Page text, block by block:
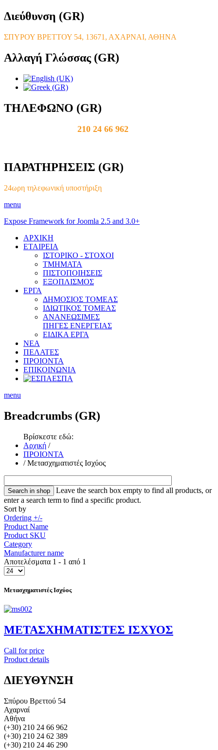
Διεύθυνση (GR)
ΣΠΥΡΟΥ ΒΡΕΤΤΟΥ 54, 13671, ΑΧΑΡΝΑΙ, ΑΘΗΝΑ
Αλλαγή Γλώσσας (GR)
ΤΗΛΕΦΩΝΟ (GR)
210 24 66 962
ΠΑΡΑΤΗΡΗΣΕΙΣ (GR)
24ωρη τηλεφωνική υποστήριξη
menu
Expose Framework for Joomla 2.5 and 3.0+
ΑΡΧΙΚΗ
ΕΤΑΙΡΕΙΑ
ΙΣΤΟΡΙΚΟ - ΣΤΟΧΟΙ
ΤΜΗΜΑΤΑ
ΠΙΣΤΟΠΟΙΗΣΕΙΣ
ΕΞΟΠΛΙΣΜΟΣ
ΕΡΓΑ
ΔΗΜΟΣΙΟΣ ΤΟΜΕΑΣ
ΙΔΙΩΤΙΚΟΣ ΤΟΜΕΑΣ
ΑΝΑΝΕΩΣΙΜΕΣ
ΠΗΓΕΣ ΕΝΕΡΓΕΙΑΣ
ΕΙΔΙΚΑ ΕΡΓΑ
ΝΕΑ
ΠΕΛΑΤΕΣ
ΠΡΟΙΟΝΤΑ
ΕΠΙΚΟΙΝΩΝΙΑ
ΕΣΠΑ
menu
Breadcrumbs (GR)
Βρίσκεστε εδώ:
Αρχική /
ΠΡΟΙΟΝΤΑ
/ Μετασχηματιστές Ισχύος
Leave the search box empty to find all products, or
enter a search term to find a specific product.
Sort by
Ordering +/-
Product Name
Product SKU
Category
Manufacturer name
Αποτελέσματα 1 - 1 από 1
Μετασχηματιστές Ισχύος
METAΣΧΗΜΑΤΙΣΤΕΣ ΙΣΧΥΟΣ
Call for price
Product details
ΔΙΕΥΘΥΝΣΗ
Σπύρου Βρεττού 54
Αχαρναί
Αθήνα
(+30) 210 24 66 962
(+30) 210 24 62 389
(+30) 210 24 46 290